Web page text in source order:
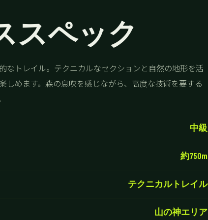
スペック
なトレイル。テクニカルなセクションと自然の地形を活
しめます。森の息吹を感じながら、高度な技術を要する
中級
約750m
テクニカルトレイル
山の神エリア